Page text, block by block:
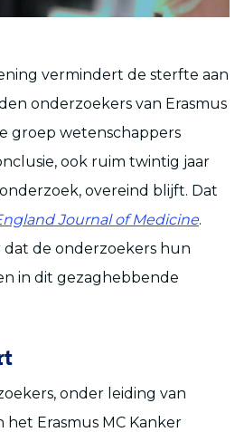
vermindert de sterfte aan
onderzoekers van Erasmus
groep wetenschappers
ook ruim twintig jaar
overeind blijft. Dat
Journal of Medicine.
dat de onderzoekers hun
in dit gezaghebbende
onder leiding van
het Erasmus MC Kanker